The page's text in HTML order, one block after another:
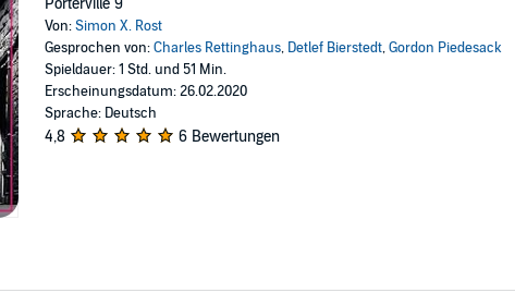
Von:Simon X. Rost
Gesprochen von:Charles Rettinghaus, Detlef Bierstedt,Gordon Piedesack
Spieldauer: 1 Std. und 51 Min.
Erscheinungsdatum: 26.02.2020
Sprache: Deutsch
4,8 6 Bewertungen